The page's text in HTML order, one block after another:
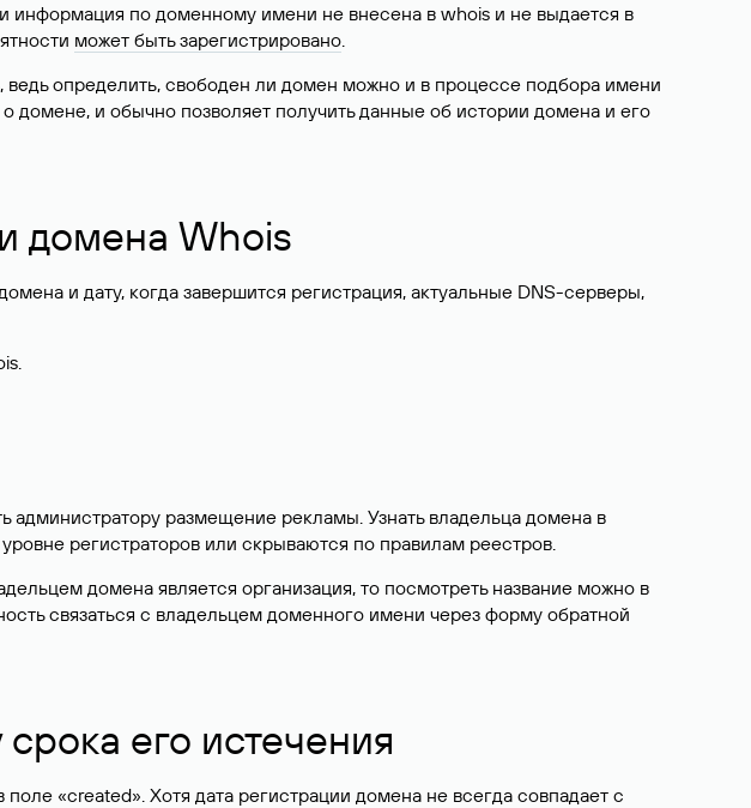
информация по доменному имени не внесена в whois и не выдается в
может быть зарегистрировано.
определить, свободен ли домен можно и в процессе подбора имени
и обычно позволяет получить данные об истории домена и его
домена Whois
и дату, когда завершится регистрация, актуальные DNS-серверы,
администратору размещение рекламы. Узнать владельца домена в
регистраторов или скрываются по правилам реестров.
домена является организация, то посмотреть название можно в
связаться с владельцем доменного имени через форму обратной
его истечения
«created». Хотя дата регистрации домена не всегда совпадает с